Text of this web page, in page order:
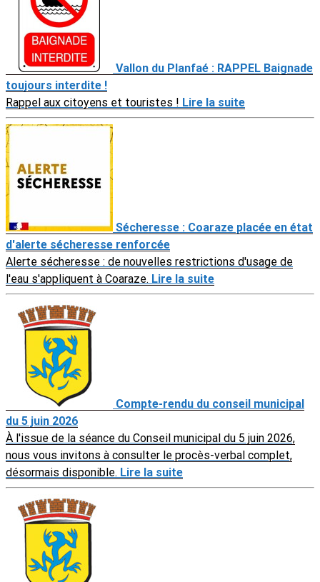
Vallon du Planfaé : RAPPEL Baignade
toujours interdite !
Rappel aux citoyens et touristes ! Lire la suite
Sécheresse : Coaraze placée en état
d'alerte sécheresse renforcée
Alerte sécheresse : de nouvelles restrictions d'usage de
l'eau s'appliquent à Coaraze. Lire la suite
Compte-rendu du conseil municipal
du 5 juin 2026
À l'issue de la séance du Conseil municipal du 5 juin 2026,
nous vous invitons à consulter le procès-verbal complet,
désormais disponible. Lire la suite